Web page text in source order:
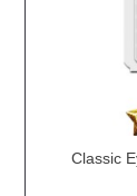
Classic